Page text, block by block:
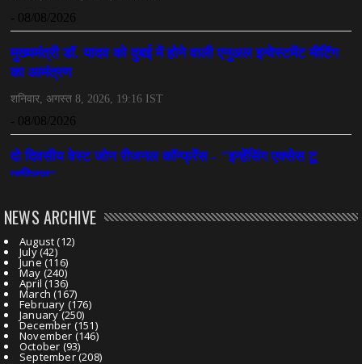
NEWS ARCHIVE
August(12)
July(42)
June (116)
May (240)
April (136)
March (167)
February (176)
January(250)
December (151)
November (146)
October (93)
September(208)